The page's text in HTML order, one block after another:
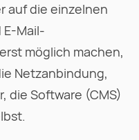
auf die einzelnen
Mail-
möglich machen,
Netzanbindung,
die Software (CMS)